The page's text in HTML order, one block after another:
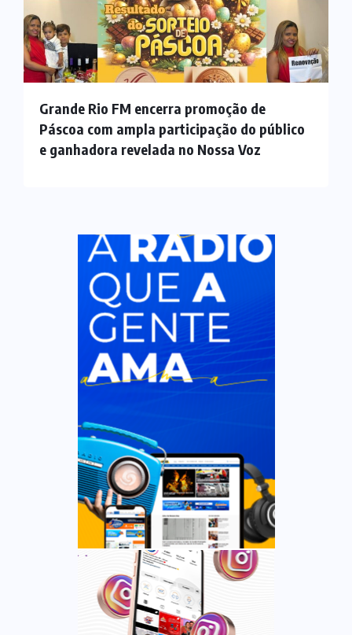
Grande Rio FM encerra promoção de
Páscoa com ampla participação do público
e ganhadora revelada no Nossa Voz